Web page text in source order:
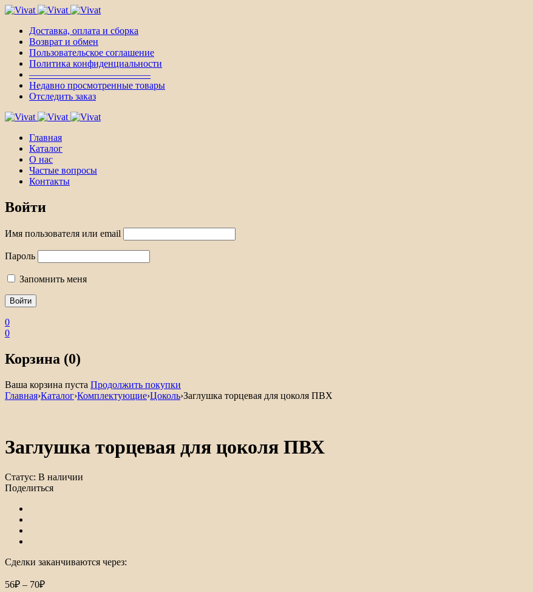
Доставка, оплата и сборка
Возврат и обмен
Пользовательское соглашение
Политика конфиденциальности
————————————–
Недавно просмотренные товары
Отследить заказ
Главная
Каталог
О нас
Частые вопросы
Контакты
Войти
Имя пользователя или email
Пароль
Запомнить меня
0
0
Корзина (0)
Ваша корзина пуста Продолжить покупки
Главная›Каталог›Комплектующие›Цоколь›Заглушка торцевая для цоколя ПВХ
Заглушка торцевая для цоколя ПВХ
Статус: В наличии
Поделиться
Сделки заканчиваются через:
56₽ – 70₽Диапазон